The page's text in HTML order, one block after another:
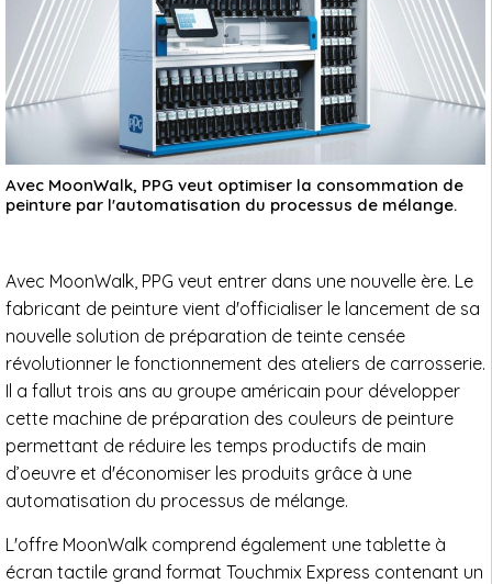
Avec MoonWalk, PPG veut optimiser la consommation de
peinture par l'automatisation du processus de mélange.
Avec MoonWalk, PPG veut entrer dans une nouvelle ère. Le
fabricant de peinture vient d'officialiser le lancement de sa
nouvelle solution de préparation de teinte censée
révolutionner le fonctionnement des ateliers de carrosserie.
Il a fallut trois ans au groupe américain pour développer
cette machine de préparation des couleurs de peinture
permettant de réduire les temps productifs de main
d’oeuvre et d'économiser les produits grâce à une
automatisation du processus de mélange.
L'offre MoonWalk comprend également une tablette à
écran tactile grand format Touchmix Express contenant un